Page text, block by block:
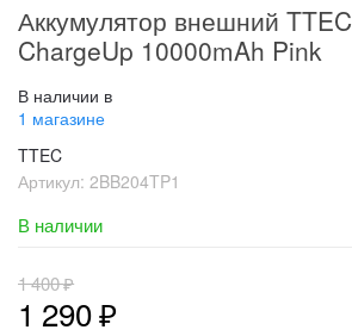
Аккумулятор внешний TTEC
ChargeUp 10000mAh Pink
В наличии в
1 магазине
TTEC
Артикул: 2BB204TP1
В наличии
1 290₽
1 400₽